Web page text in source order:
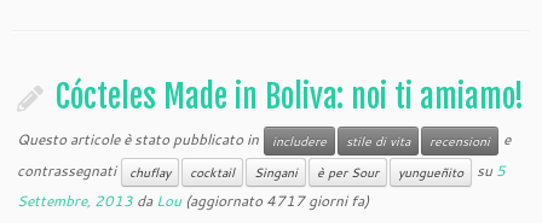
Cócteles Made in Boliva: noi ti amiamo!
Questo articole è stato pubblicato in includere stile di vita recensioni
e
contrassegnati
chuflay cocktail Singani è per Sour yungueñito su5
Settembre, 2013 daLou(aggiornato 4717 giorni fa)